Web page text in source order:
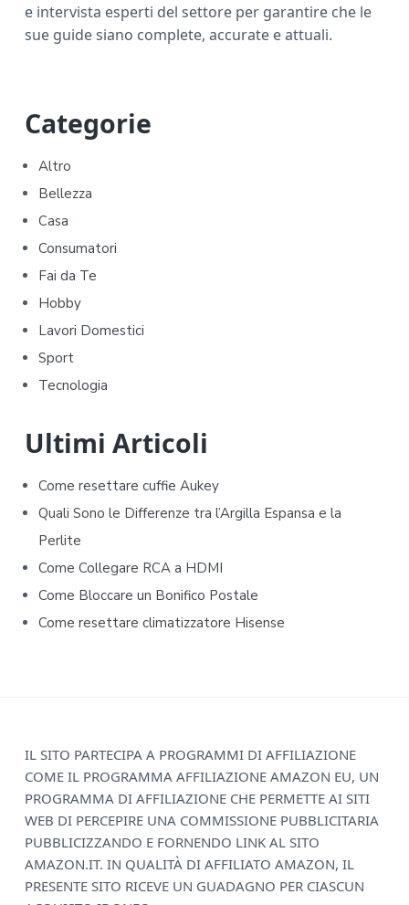
e intervista esperti del settore per garantire che le
sue guide siano complete, accurate e attuali.
P
r
i
m
a
r
y
S
d
e
b
a
r
Categorie
Altro
Bellezza
Casa
Consumatori
Fai da Te
Hobby
Lavori Domestici
Sport
Tecnologia
Ultimi Articoli
Come resettare cuffie Aukey​​
Quali Sono le Differenze tra l’Argilla Espansa e la
Perlite
Come Collegare RCA a HDMI
Come Bloccare un Bonifico Postale
Come resettare climatizzatore Hisense​​
IL SITO PARTECIPA A PROGRAMMI DI AFFILIAZIONE
COME IL PROGRAMMA AFFILIAZIONE AMAZON EU, UN
PROGRAMMA DI AFFILIAZIONE CHE PERMETTE AI SITI
WEB DI PERCEPIRE UNA COMMISSIONE PUBBLICITARIA
PUBBLICIZZANDO E FORNENDO LINK AL SITO
AMAZON.IT. IN QUALITÀ DI AFFILIATO AMAZON, IL
PRESENTE SITO RICEVE UN GUADAGNO PER CIASCUN